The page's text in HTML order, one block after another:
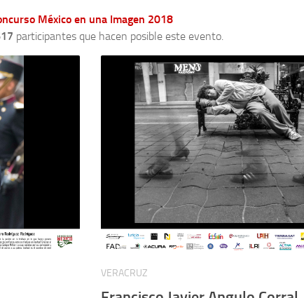
México en una Imagen 2018
participantes que hacen posible este evento.
VERACRUZ